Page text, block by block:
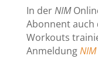
In derNIM
Abonnent auch
Workouts
AnmeldungNIM